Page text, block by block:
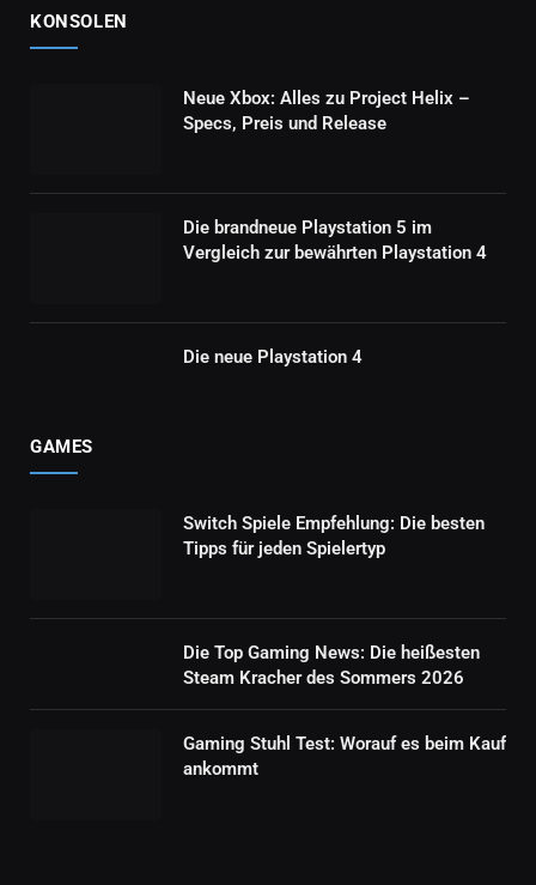
KONSOLEN
Neue Xbox: Alles zu Project Helix –
Specs, Preis und Release
Die brandneue Playstation 5 im
Vergleich zur bewährten Playstation 4
Die neue Playstation 4
GAMES
Switch Spiele Empfehlung: Die besten
Tipps für jeden Spielertyp
Die Top Gaming News: Die heißesten
Steam Kracher des Sommers 2026
Gaming Stuhl Test: Worauf es beim Kauf
ankommt